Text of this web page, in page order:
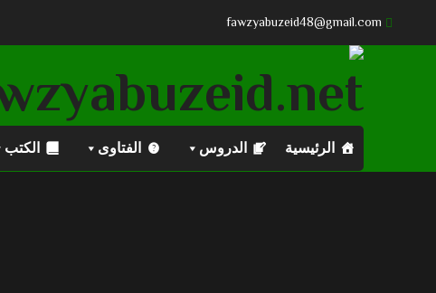
fawzyabuzeid48@gmail.com
الرئيسية الدروس الفتاوى الكتب